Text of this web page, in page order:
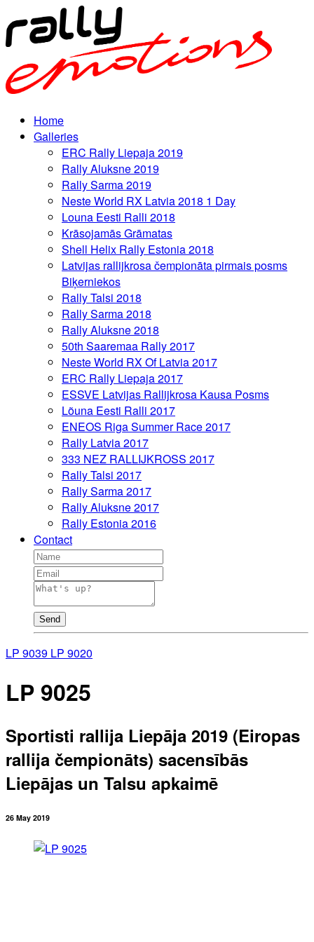
Home
Galleries
ERC Rally Liepaja 2019
Rally Aluksne 2019
Rally Sarma 2019
Neste World RX Latvia 2018 1 Day
Louna Eesti Ralli 2018
Krāsojamās Grāmatas
Shell Helix Rally Estonia 2018
Latvijas rallijkrosa čempionāta pirmais posms
Biķerniekos
Rally Talsi 2018
Rally Sarma 2018
Rally Aluksne 2018
50th Saaremaa Rally 2017
Neste World RX Of Latvia 2017
ERC Rally Liepaja 2017
ESSVE Latvijas Rallijkrosa Kausa Posms
Lõuna Eesti Ralli 2017
ENEOS Riga Summer Race 2017
Rally Latvia 2017
333 NEZ RALLIJKROSS 2017
Rally Talsi 2017
Rally Sarma 2017
Rally Aluksne 2017
Rally Estonia 2016
Contact
Send
LP 9039 LP 9020
LP 9025
Sportisti rallija Liepāja 2019 (Eiropas
rallija čempionāts) sacensībās
Liepājas un Talsu apkaimē
26 May 2019